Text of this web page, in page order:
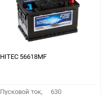
HITEC 56618MF
Пусковой ток,
630